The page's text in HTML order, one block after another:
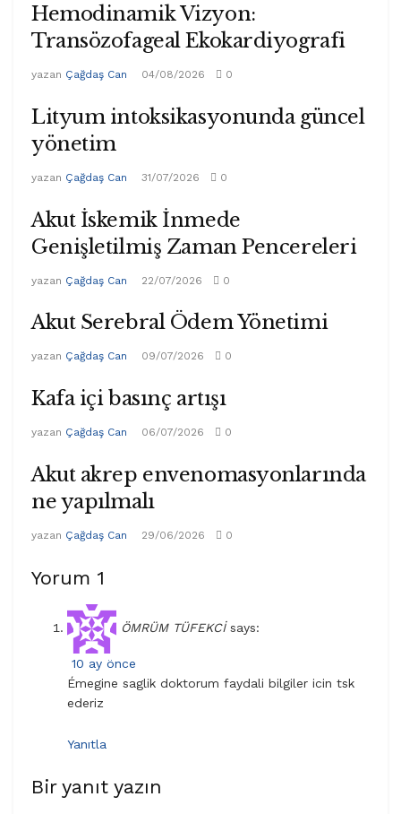
Hemodinamik Vizyon:
Transözofageal Ekokardiyografi
yazan Çağdaş Can 04/08/2026 0
Lityum intoksikasyonunda güncel
yönetim
yazan Çağdaş Can 31/07/2026 0
Akut İskemik İnmede
Genişletilmiş Zaman Pencereleri
yazan Çağdaş Can 22/07/2026 0
Akut Serebral Ödem Yönetimi
yazan Çağdaş Can 09/07/2026 0
Kafa içi basınç artışı
yazan Çağdaş Can 06/07/2026 0
Akut akrep envenomasyonlarında
ne yapılmalı
yazan Çağdaş Can 29/06/2026 0
Yorum 1
ÖMRÜM TÜFEKCİ says:
10 ay önce
Émegine saglik doktorum faydali bilgiler icin tsk
ederiz
Yanıtla
Bir yanıt yazın